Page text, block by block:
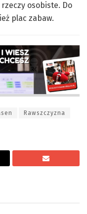
osobiste. Do
plac zabaw.
Rawszczyzna